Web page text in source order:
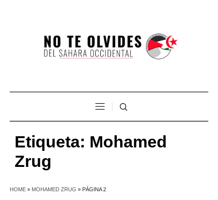
Etiqueta: Mohamed
Zrug
HOME » MOHAMED ZRUG » PÁGINA 2